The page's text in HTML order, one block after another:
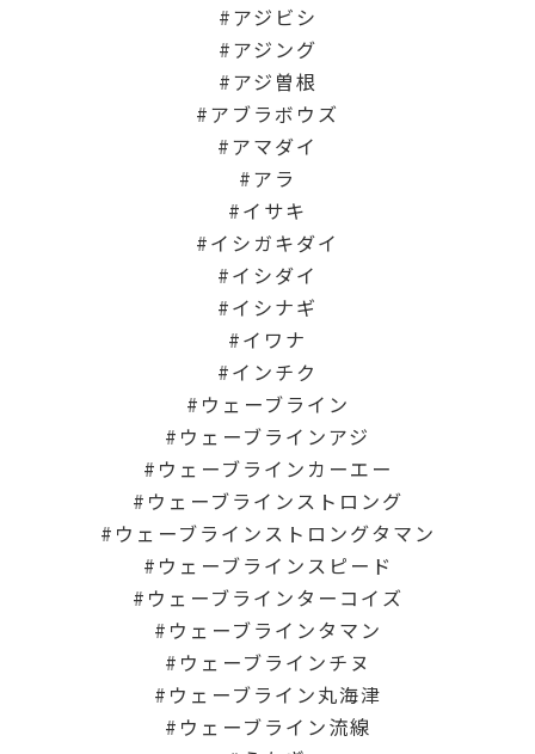
アジビシ
アジング
アジ曽根
アブラボウズ
アマダイ
アラ
イサキ
イシガキダイ
イシダイ
イシナギ
イワナ
インチク
ウェーブライン
ウェーブラインアジ
ウェーブラインカーエー
ウェーブラインストロング
ウェーブラインストロングタマン
ウェーブラインスピード
ウェーブラインターコイズ
ウェーブラインタマン
ウェーブラインチヌ
ウェーブライン丸海津
ウェーブライン流線